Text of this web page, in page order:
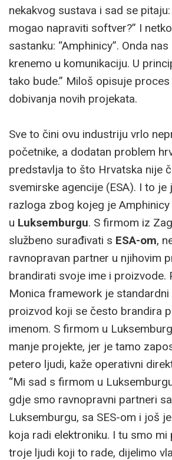
nekakvog sustava i sad se
mogao napraviti softver?” I
sastanku: “Amphinicy”. Onda
krenemo u komunikaciju. U
tako bude.” Miloš opisuje
dobivanja novih projekata.
Sve to čini ovu industriju vrlo
početnike, a dodatan problem
predstavlja to što Hrvatska nije
svemirske agencije (ESA). I to je
razloga zbog kojeg je
u Luksemburgu. S firmom iz
službeno surađivati s ESA-om,
ravnopravan partner u njihovim
brandirati svoje ime i proizvode.
Monica framework je standardni
proizvod koji se često brandira
imenom. S firmom u
manje projekte, jer je tamo
petero ljudi, kaže operativni
“Mi sad s firmom u
gdje smo ravnopravni partneri
Luksemburgu, sa SES-om i još
koja radi elektroniku. I tu smo mi
troje ljudi koji to rade, dijelimo